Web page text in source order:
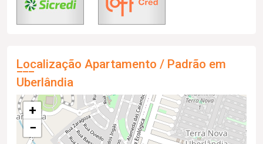
Localização Apartamento / Padrão em
Uberlândia
+
−